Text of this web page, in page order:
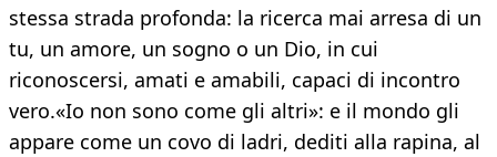
stessa strada profonda: la ricerca mai arresa di un
tu, un amore, un sogno o un Dio, in cui
riconoscersi, amati e amabili, capaci di incontro
vero.«Io non sono come gli altri»: e il mondo gli
appare come un covo di ladri, dediti alla rapina, al